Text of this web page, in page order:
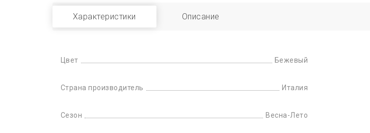
Характеристики Описание
Цвет Бежевый
Страна производитель Италия
Сезон Весна-Лето